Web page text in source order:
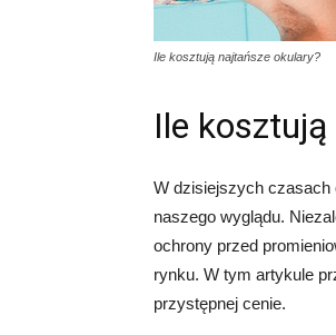
Ile kosztują najtańsze okulary?
Ile
W dzisiejszych czasach
naszego wyglądu.
ochrony przed
rynku. W tym artykule
przystępnej cenie.